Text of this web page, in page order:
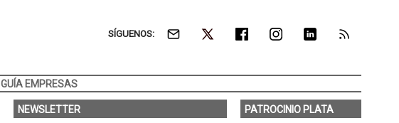
SÍGUENOS:
GUÍA EMPRESAS
NEWSLETTER PATROCINIO PLATA